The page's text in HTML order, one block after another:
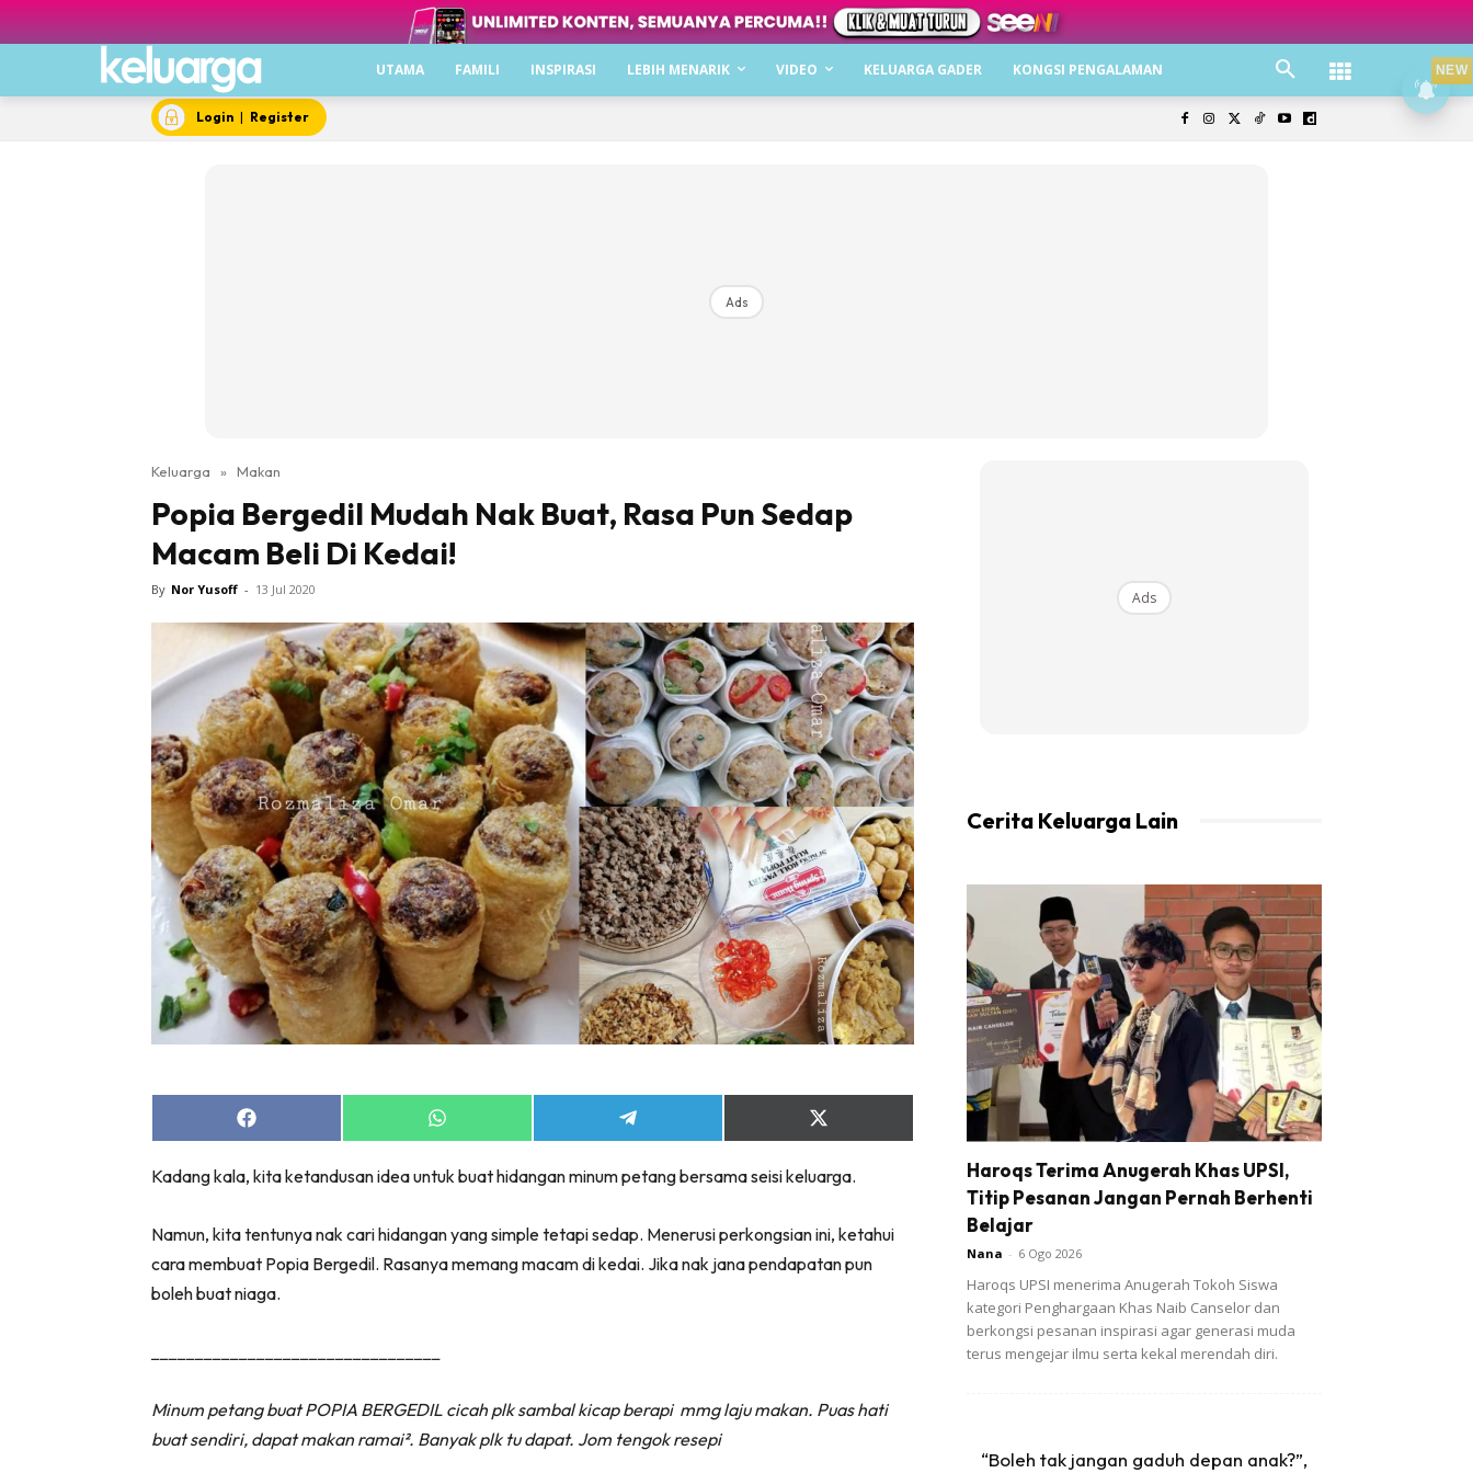
UTAMA FAMILI INSPIRASI LEBIH MENARIK VIDEO KELUARGA GADER KONGSI PENGALAMAN
Login | Register
Ads
Keluarga » Makan
Popia Bergedil Mudah Nak Buat, Rasa Pun Sedap
Macam Beli Di Kedai!
By Nor Yusoff - 13 Jul 2020
Share
on
Share
on
Share
on
Share
on
(Twitter)
Kadang kala, kita ketandusan idea untuk buat hidangan minum petang bersama seisi keluarga.
Namun, kita tentunya nak cari hidangan yang simple tetapi sedap. Menerusi perkongsian ini, ketahui
cara membuat Popia Bergedil. Rasanya memang macam di kedai. Jika nak jana pendapatan pun
boleh buat niaga.
Minum petang buat POPIA BERGEDIL cicah plk sambal kicap berapi mmg laju makan. Puas hati
buat sendiri, dapat makan ramai². Banyak plk tu dapat. Jom tengok resepi
Ads
Cerita Keluarga Lain
Haroqs Terima Anugerah Khas UPSI,
Titip Pesanan Jangan Pernah Berhenti
Belajar
Nana - 6 Ogo 2026
Haroqs UPSI menerima Anugerah Tokoh Siswa
kategori Penghargaan Khas Naib Canselor dan
berkongsi pesanan inspirasi agar generasi muda
terus mengejar ilmu serta kekal merendah diri.
“Boleh tak jangan gaduh depan anak?”,
NEW